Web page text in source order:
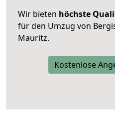
Wir bieten höchste
für den Umzug von
Mauritz.
Kostenlose